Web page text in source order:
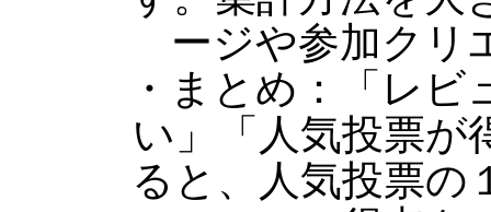
ージや参加クリ
・まとめ：「レ
い」「人気投票が
ると、人気投票の